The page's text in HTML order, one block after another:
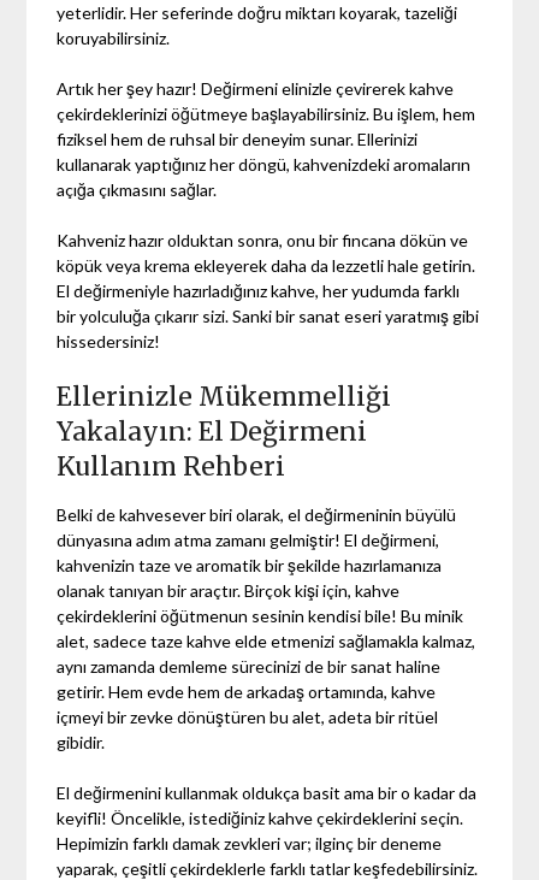
yeterlidir. Her seferinde doğru miktarı koyarak, tazeliği
koruyabilirsiniz.
Artık her şey hazır! Değirmeni elinizle çevirerek kahve
çekirdeklerinizi öğütmeye başlayabilirsiniz. Bu işlem, hem
fiziksel hem de ruhsal bir deneyim sunar. Ellerinizi
kullanarak yaptığınız her döngü, kahvenizdeki aromaların
açığa çıkmasını sağlar.
Kahveniz hazır olduktan sonra, onu bir fincana dökün ve
köpük veya krema ekleyerek daha da lezzetli hale getirin.
El değirmeniyle hazırladığınız kahve, her yudumda farklı
bir yolculuğa çıkarır sizi. Sanki bir sanat eseri yaratmış gibi
hissedersiniz!
Ellerinizle Mükemmelliği
Yakalayın: El Değirmeni
Kullanım Rehberi
Belki de kahvesever biri olarak, el değirmeninin büyülü
dünyasına adım atma zamanı gelmiştir! El değirmeni,
kahvenizin taze ve aromatik bir şekilde hazırlamanıza
olanak tanıyan bir araçtır. Birçok kişi için, kahve
çekirdeklerini öğütmenun sesinin kendisi bile! Bu minik
alet, sadece taze kahve elde etmenizi sağlamakla kalmaz,
aynı zamanda demleme sürecinizi de bir sanat haline
getirir. Hem evde hem de arkadaş ortamında, kahve
içmeyi bir zevke dönüştüren bu alet, adeta bir ritüel
gibidir.
El değirmenini kullanmak oldukça basit ama bir o kadar da
keyifli! Öncelikle, istediğiniz kahve çekirdeklerini seçin.
Hepimizin farklı damak zevkleri var; ilginç bir deneme
yaparak, çeşitli çekirdeklerle farklı tatlar keşfedebilirsiniz.